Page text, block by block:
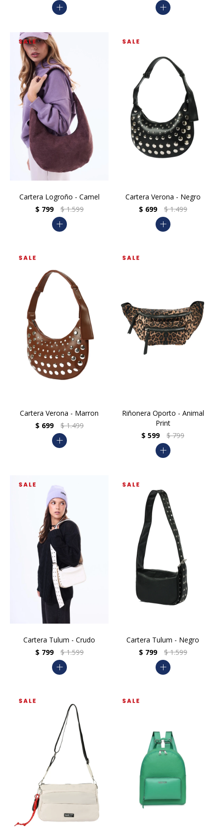
add add
Cartera Logroño - Camel
$ 799 $ 1.599
add
Cartera Verona - Negro
$ 699 $ 1.499
add
Cartera Verona - Marron
$ 699 $ 1.499
add
Riñonera Oporto - Animal
Print
$ 599 $ 799
add
Cartera Tulum - Crudo
$ 799 $ 1.599
add
Cartera Tulum - Negro
$ 799 $ 1.599
add